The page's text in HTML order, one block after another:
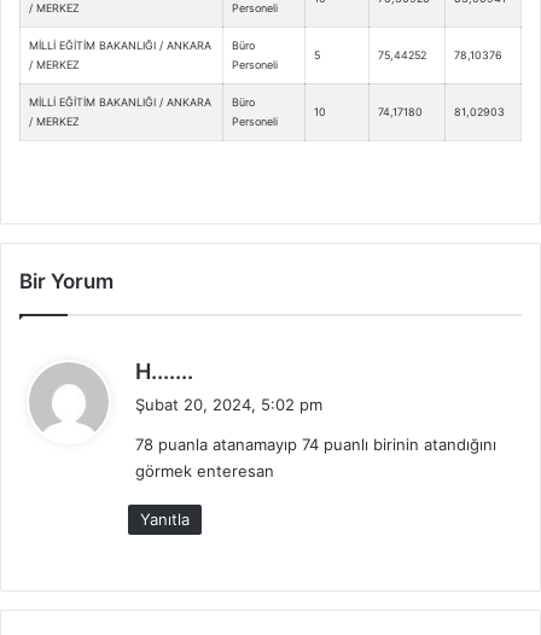
/ MERKEZ
Personeli
MİLLİ EĞİTİM BAKANLIĞI / ANKARA
/ MERKEZ
Büro
Personeli
5 75,44252 78,10376
MİLLİ EĞİTİM BAKANLIĞI / ANKARA
/ MERKEZ
Büro
Personeli
10 74,17180 81,02903
Bir Yorum
H.......
i
k
i
:
Şubat 20, 2024, 5:02 pm
78 puanla atanamayıp 74 puanlı birinin atandığını
görmek enteresan
Yanıtla